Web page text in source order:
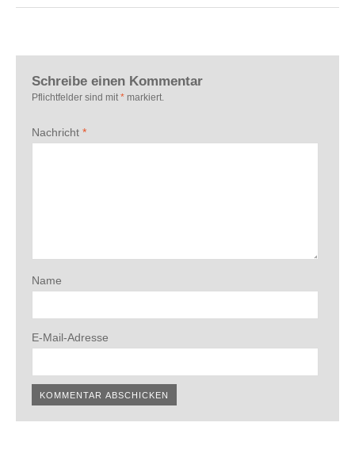
Schreibe einen Kommentar
Pflichtfelder sind mit * markiert.
Nachricht *
Name
E-Mail-Adresse